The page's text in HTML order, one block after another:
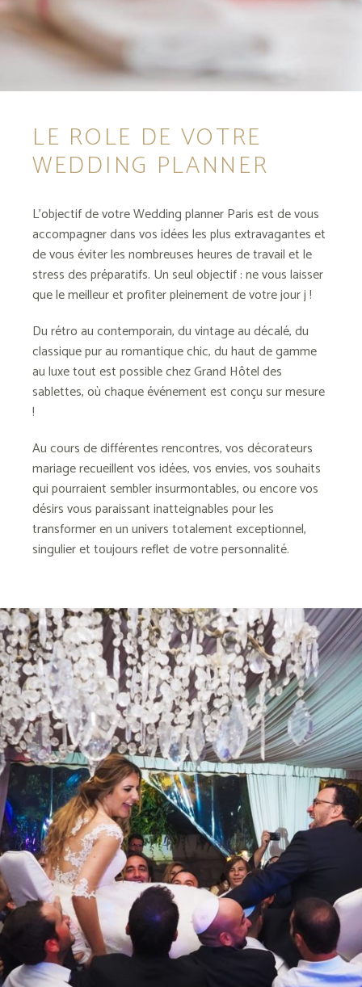
LE ROLE DE VOTRE
WEDDING PLANNER
L’objectif de votre Wedding planner Paris est de vous
accompagner dans vos idées les plus extravagantes et
de vous éviter les nombreuses heures de travail et le
stress des préparatifs. Un seul objectif : ne vous laisser
que le meilleur et profiter pleinement de votre jour j !
Du rétro au contemporain, du vintage au décalé, du
classique pur au romantique chic, du haut de gamme
au luxe tout est possible chez Grand Hôtel des
sablettes, où chaque événement est conçu sur mesure
!
Au cours de différentes rencontres, vos décorateurs
mariage recueillent vos idées, vos envies, vos souhaits
qui pourraient sembler insurmontables, ou encore vos
désirs vous paraissant inatteignables pour les
transformer en un univers totalement exceptionnel,
singulier et toujours reflet de votre personnalité.